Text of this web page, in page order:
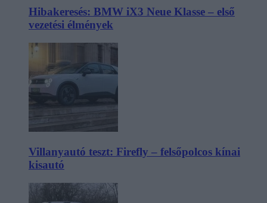
Hibakeresés: BMW iX3 Neue Klasse – első
vezetési élmények
Villanyautó teszt: Firefly – felsőpolcos kínai
kisautó